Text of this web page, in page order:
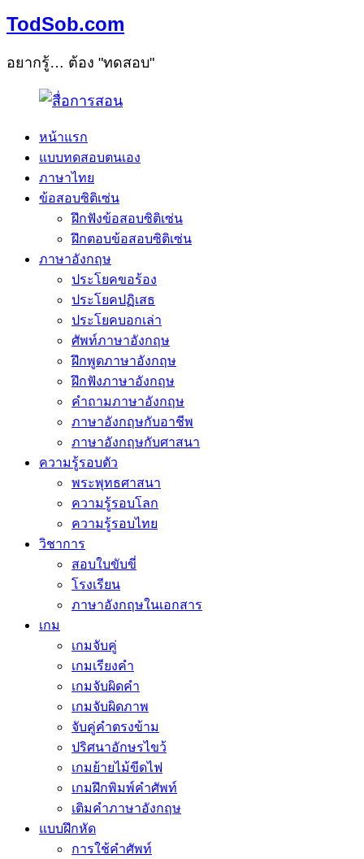
TodSob.com
อยากรู้… ต้อง "ทดสอบ"
หน้าแรก
แบบทดสอบตนเอง
ภาษาไทย
ข้อสอบซิติเซ่น
ฝึกฟังข้อสอบซิติเซ่น
ฝึกตอบข้อสอบซิติเซ่น
ภาษาอังกฤษ
ประโยคขอร้อง
ประโยคปฏิเสธ
ประโยคบอกเล่า
ศัพท์ภาษาอังกฤษ
ฝึกพูดภาษาอังกฤษ
ฝึกฟังภาษาอังกฤษ
คำถามภาษาอังกฤษ
ภาษาอังกฤษกับอาชีพ
ภาษาอังกฤษกับศาสนา
ความรู้รอบตัว
พระพุทธศาสนา
ความรู้รอบโลก
ความรู้รอบไทย
วิชาการ
สอบใบขับขี่
โรงเรียน
ภาษาอังกฤษในเอกสาร
เกม
เกมจับคู่
เกมเรียงคำ
เกมจับผิดคำ
เกมจับผิดภาพ
จับคู่คำตรงข้าม
ปริศนาอักษรไขว้
เกมย้ายไม้ขีดไฟ
เกมฝึกพิมพ์คำศัพท์
เติมคำภาษาอังกฤษ
แบบฝึกหัด
การใช้คำศัพท์